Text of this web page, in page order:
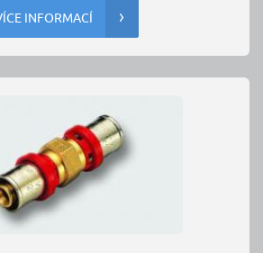
INFORMACÍ